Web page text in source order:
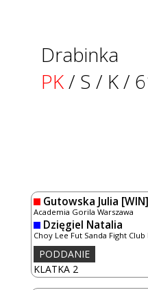
Drabinka
PK/ S / K /
Gutowska Julia [WIN]
Academia Gorila Warszawa
Dzięgiel Natalia
Choy Lee Fut Sanda Fight
KLATKA 2
PODDANIE